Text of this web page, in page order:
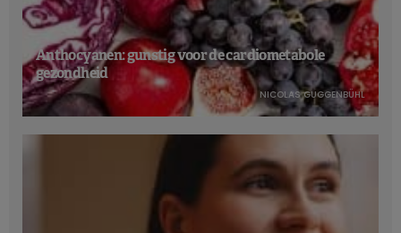
Anthocyanen: gunstig voor de cardiometabole
gezondheid
NICOLAS GUGGENBÜHL